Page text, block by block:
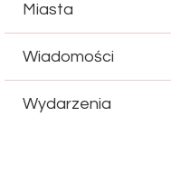
Miasta
Wiadomości
Wydarzenia